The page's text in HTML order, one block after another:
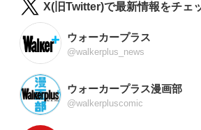
X(旧Twitter)で最新情報をチェ
ウォーカープラス
@walkerplus_news
ウォーカープラス漫画部
@walkerpluscomic